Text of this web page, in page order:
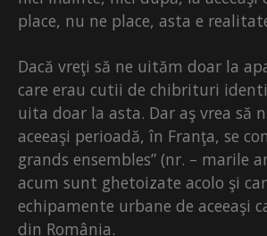
place, nu ne place, asta e
Dacă vreţi să ne uităm doar la
care erau cutii de chibrituri
uita doar la asta. Dar aş vrea să
aceeaşi perioadă, în Franţa, se
grands ensembles” (nr. – marile
acum sunt ghetoizate acolo şi
echipamente urbane de aceeaşi
din România.